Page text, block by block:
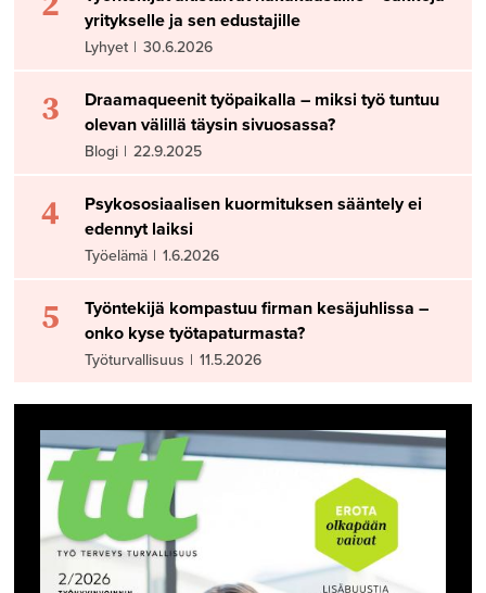
yritykselle ja sen edustajille
Lyhyet | 30.6.2026
3
Draamaqueenit työpaikalla – miksi työ tuntuu
olevan välillä täysin sivuosassa?
Blogi | 22.9.2025
4
Psykososiaalisen kuormituksen sääntely ei
edennyt laiksi
Työelämä | 1.6.2026
5
Työntekijä kompastuu firman kesäjuhlissa –
onko kyse työtapaturmasta?
Työturvallisuus | 11.5.2026